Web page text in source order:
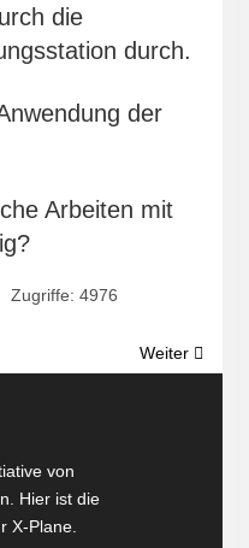
die
durch.
der
Arbeiten mit
Zugriffe: 4976
Saarbrücken LRZ
Nächster
Weiter
von
Hier ist die
X-Plane.